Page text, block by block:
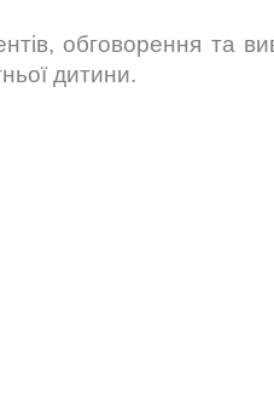
обговорення та
дитини.